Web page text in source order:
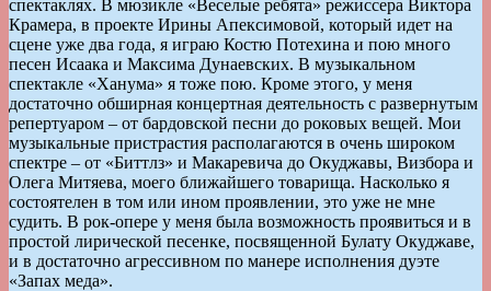
спектаклях. В мюзикле «Веселые ребята» режиссера Виктора
Крамера, в проекте Ирины Апексимовой, который идет на
сцене уже два года, я играю Костю Потехина и пою много
песен Исаака и Максима Дунаевских. В музыкальном
спектакле «Ханума» я тоже пою. Кроме этого, у меня
достаточно обширная концертная деятельность с развернутым
репертуаром – от бардовской песни до роковых вещей. Мои
музыкальные пристрастия располагаются в очень широком
спектре – от «Биттлз» и Макаревича до Окуджавы, Визбора и
Олега Митяева, моего ближайшего товарища. Насколько я
состоятелен в том или ином проявлении, это уже не мне
судить. В рок-опере у меня была возможность проявиться и в
простой лирической песенке, посвященной Булату Окуджаве,
и в достаточно агрессивном по манере исполнения дуэте
«Запах меда».